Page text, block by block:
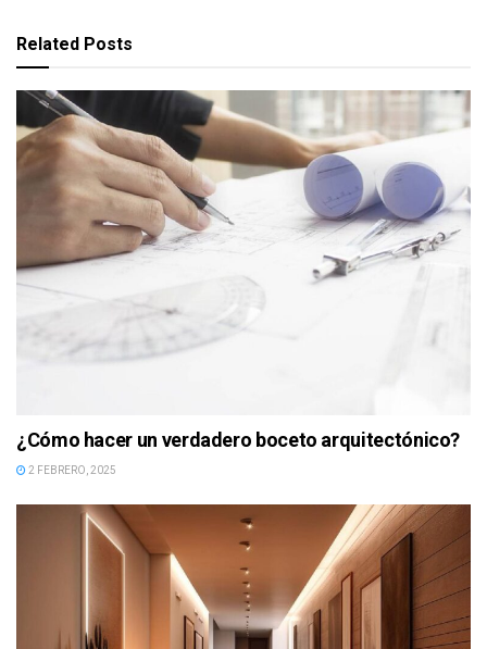
Related Posts
¿Cómo hacer un verdadero boceto arquitectónico?
2 FEBRERO, 2025